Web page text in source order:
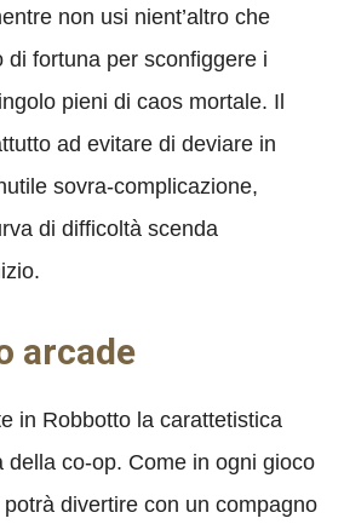
non usi nient’altro che
di fortuna per sconfiggere i
pieni di caos mortale. Il
ad evitare di deviare in
sovra-complicazione,
di difficoltà scenda
arcade
in Robbotto la carattetistica
della co-op. Come in ogni gioco
divertire con un compagno